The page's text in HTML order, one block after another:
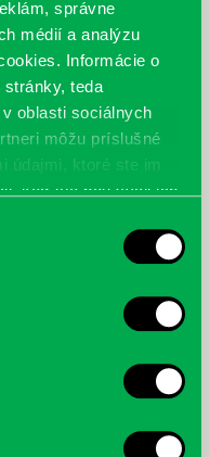
správne
médií a analýzu
Informácie o
teda
oblasti sociálnych
môžu príslušné
údajmi, ktoré ste im
keď ste používali ich